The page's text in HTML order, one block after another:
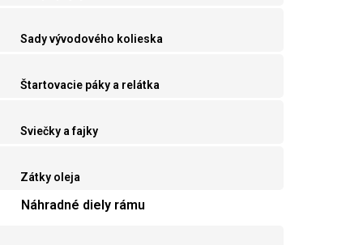
Sady vývodového kolieska
Štartovacie páky a relátka
Sviečky a fajky
Zátky oleja
Náhradné diely rámu